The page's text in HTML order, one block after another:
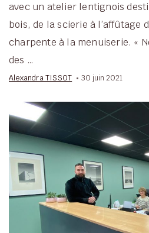
avec un atelier lentignois
bois, de la scierie à l’affûtage
charpente à la menuiserie. «
des …
Alexandra TISSOT 30 juin 2021